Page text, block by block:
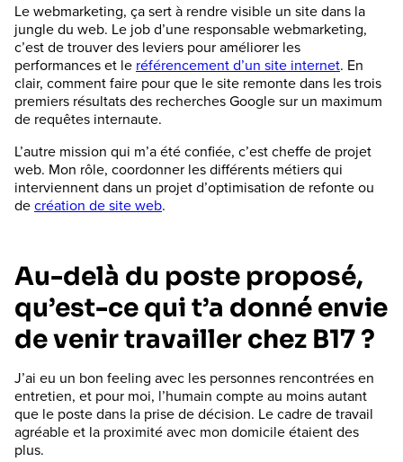
Le webmarketing, ça sert à rendre visible un site dans la
jungle du web. Le job d’une responsable webmarketing,
c’est de trouver des leviers pour améliorer les
performances et le référencement d’un site internet. En
clair, comment faire pour que le site remonte dans les trois
premiers résultats des recherches Google sur un maximum
de requêtes internaute.
L’autre mission qui m’a été confiée, c’est cheffe de projet
web. Mon rôle, coordonner les différents métiers qui
interviennent dans un projet d’optimisation de refonte ou
decréation de site web.
Au-delà du poste proposé,
qu’est-ce qui t’a donné envie
de venir travailler chez B17 ?
J’ai eu un bon feeling avec les personnes rencontrées en
entretien, et pour moi, l’humain compte au moins autant
que le poste dans la prise de décision. Le cadre de travail
agréable et la proximité avec mon domicile étaient des
plus.